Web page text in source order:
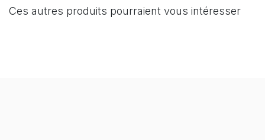
Ces autres produits pourraient vous intéresser